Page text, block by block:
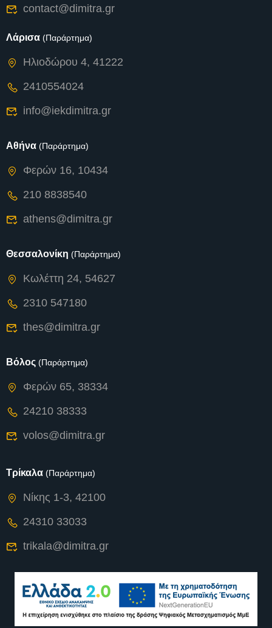
contact@dimitra.gr
Λάρισα (Παράρτημα)
Ηλιοδώρου 4, 41222
2410554024
info@iekdimitra.gr
Αθήνα (Παράρτημα)
Φερών 16, 10434
210 8838540
athens@dimitra.gr
Θεσσαλονίκη (Παράρτημα)
Κωλέττη 24, 54627
2310 547180
thes@dimitra.gr
Βόλος (Παράρτημα)
Φερών 65, 38334
24210 38333
volos@dimitra.gr
Τρίκαλα (Παράρτημα)
Νίκης 1-3, 42100
24310 33033
trikala@dimitra.gr